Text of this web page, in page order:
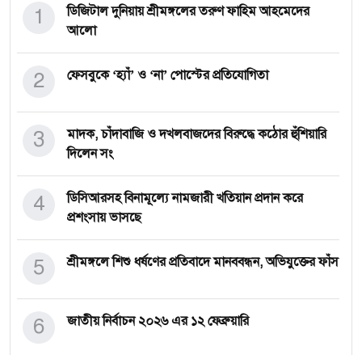
ডিজিটাল দুনিয়ায় শ্রীমঙ্গলের তরুণ ফাহিম আহমেদের
আলো
1
ফেসবুকে ‘হ্যাঁ’ ও ‘না’ পোস্টের প্রতিযোগিতা
2
মাদক, চাঁদাবাজি ও দখলবাজদের বিরুদ্ধে কঠোর হুঁশিয়ারি
দিলেন সং
3
ডিসিআরসহ বিনামূল্যে নামজারী খতিয়ান প্রদান করে
প্রশংসায় ভাসছে
4
শ্রীমঙ্গলে শিশু ধর্ষণের প্রতিবাদে মানববন্ধন, অভিযুক্তের ফাঁস
5
জাতীয় নির্বাচন ২০২৬ এর ১২ ফেব্রুয়ারি
6